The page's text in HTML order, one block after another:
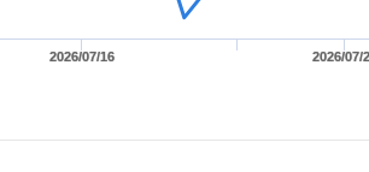
2026/07/16 2026/07/